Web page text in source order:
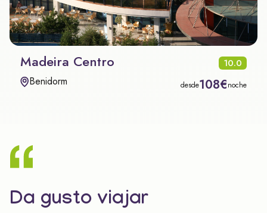
Madeira Centro 10.0
Benidorm desde108€noche
Da gusto viajar